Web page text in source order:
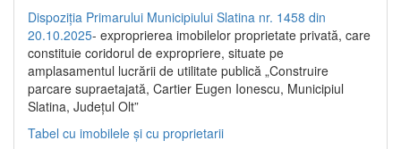
Dispoziția Primarului Municipiului Slatina nr. 1458 din
20.10.2025- exproprierea imobilelor proprietate privată, care
constituie coridorul de expropriere, situate pe
amplasamentul lucrării de utilitate publică „Construire
parcare supraetajată, Cartier Eugen Ionescu, Municipiul
Slatina, Județul Olt”
Tabel cu imobilele și cu proprietarii